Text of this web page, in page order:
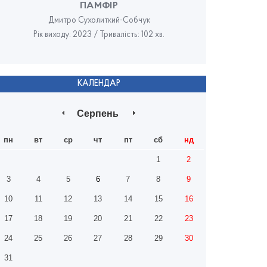
ПАМФІР
Дмитро Сухолиткий-Собчук
Рік виходу: 2023 / Тривалість: 102 хв.
КАЛЕНДАР
Серпень
пн вт ср чт пт сб нд
1 2
3 4 5 6 7 8 9
10 11 12 13 14 15 16
17 18 19 20 21 22 23
24 25 26 27 28 29 30
31